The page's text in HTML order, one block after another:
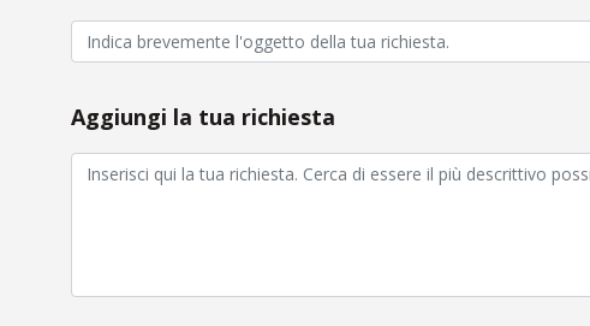
Aggiungi la tua richiesta